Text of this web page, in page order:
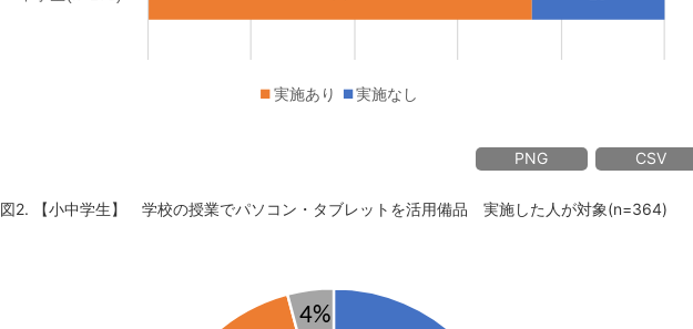
PNG CSV
図2. 【小中学生】 学校の授業でパソコン・タブレットを活用備品 実施した人が対象(n=364)